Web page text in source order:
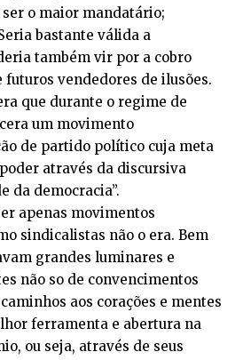
o maior mandatário;
bastante válida a
também vir por a cobro
futuros vendedores de ilusões.
que durante o regime de
um movimento
de partido político cuja meta
através da discursiva
da democracia”.
apenas movimentos
sindicalistas não o era. Bem
grandes luminares e
não so de convencimentos
aos corações e mentes
ferramenta e abertura na
ou seja, através de seus